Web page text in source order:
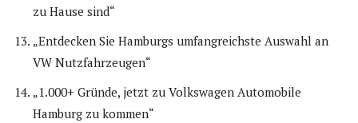
zu Hause sind“
„Entdecken Sie Hamburgs umfangreichste Auswahl an
VW Nutzfahrzeugen“
„1.000+ Gründe, jetzt zu Volkswagen Automobile
Hamburg zu kommen“